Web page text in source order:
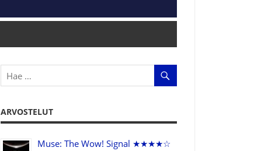
ARVOSTELUT
Muse: The Wow! Signal ★★★★☆